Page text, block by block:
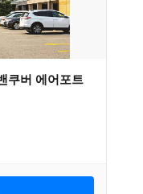
쿠버 에어포트